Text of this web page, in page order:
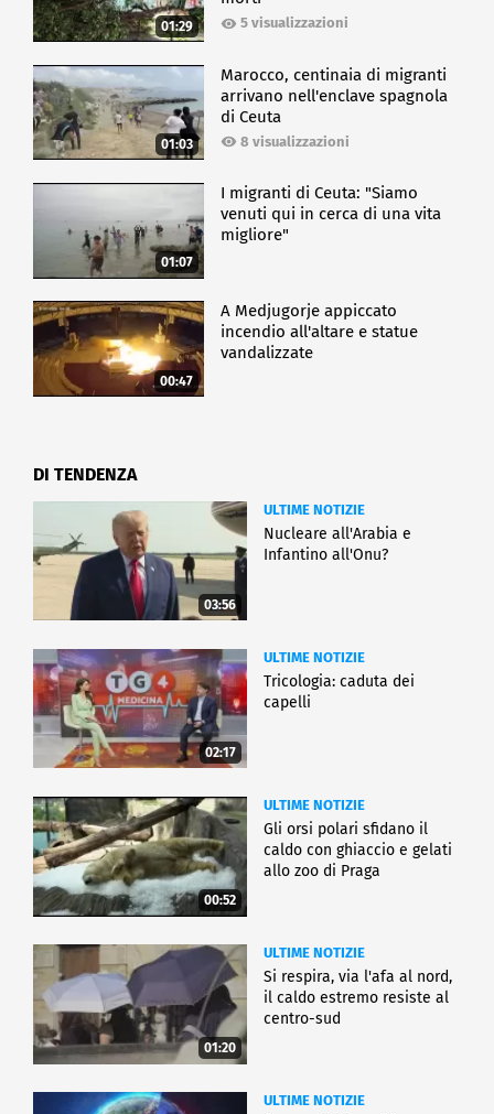
01:29 5 visualizzazioni
01:03
Marocco, centinaia di migranti
arrivano nell'enclave spagnola
di Ceuta
8 visualizzazioni
01:07
I migranti di Ceuta: "Siamo
venuti qui in cerca di una vita
migliore"
00:47
A Medjugorje appiccato
incendio all'altare e statue
vandalizzate
DI TENDENZA
03:56
ULTIME NOTIZIE
Nucleare all'Arabia e
Infantino all'Onu?
02:17
ULTIME NOTIZIE
Tricologia: caduta dei
capelli
00:52
ULTIME NOTIZIE
Gli orsi polari sfidano il
caldo con ghiaccio e gelati
allo zoo di Praga
01:20
ULTIME NOTIZIE
Si respira, via l'afa al nord,
il caldo estremo resiste al
centro-sud
ULTIME NOTIZIE